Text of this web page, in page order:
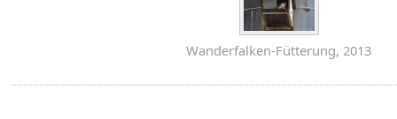
Wanderfalken-Fütterung, 2013